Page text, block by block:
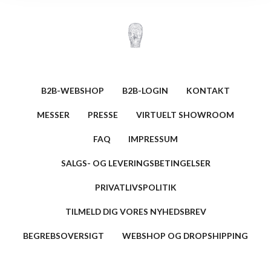
B2B-WEBSHOP B2B-LOGIN KONTAKT
MESSER PRESSE VIRTUELT SHOWROOM
FAQ IMPRESSUM
SALGS- OG LEVERINGSBETINGELSER
PRIVATLIVSPOLITIK
TILMELD DIG VORES NYHEDSBREV
BEGREBSOVERSIGT WEBSHOP OG DROPSHIPPING